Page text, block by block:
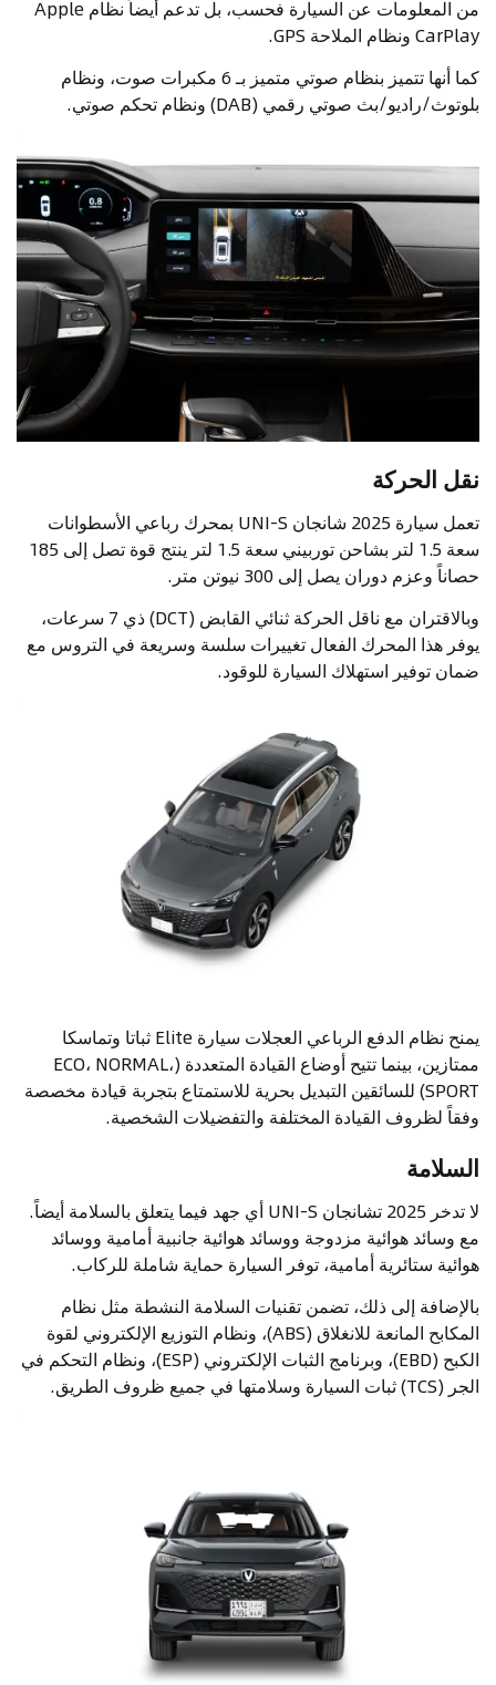
من المعلومات عن السيارة فحسب، بل تدعم أيضاً نظام Apple
CarPlay ونظام الملاحة GPS.
كما أنها تتميز بنظام صوتي متميز بـ 6 مكبرات صوت، ونظام
بلوتوث/راديو/بث صوتي رقمي (DAB) ونظام تحكم صوتي.
نقل الحركة
تعمل سيارة 2025 شانجان UNI-S بمحرك رباعي الأسطوانات
سعة 1.5 لتر بشاحن توربيني سعة 1.5 لتر ينتج قوة تصل إلى 185
حصاناً وعزم دوران يصل إلى 300 نيوتن متر.
وبالاقتران مع ناقل الحركة ثنائي القابض (DCT) ذي 7 سرعات،
يوفر هذا المحرك الفعال تغييرات سلسة وسريعة في التروس مع
ضمان توفير استهلاك السيارة للوقود.
يمنح نظام الدفع الرباعي العجلات سيارة Elite ثباتا وتماسكا
ممتازين، بينما تتيح أوضاع القيادة المتعددة (ECO، NORMAL،
SPORT) للسائقين التبديل بحرية للاستمتاع بتجربة قيادة مخصصة
وفقاً لظروف القيادة المختلفة والتفضيلات الشخصية.
السلامة
لا تدخر 2025 تشانجان UNI-S أي جهد فيما يتعلق بالسلامة أيضاً.
مع وسائد هوائية مزدوجة ووسائد هوائية جانبية أمامية ووسائد
هوائية ستائرية أمامية، توفر السيارة حماية شاملة للركاب.
بالإضافة إلى ذلك، تضمن تقنيات السلامة النشطة مثل نظام
المكابح المانعة للانغلاق (ABS)، ونظام التوزيع الإلكتروني لقوة
الكبح (EBD)، وبرنامج الثبات الإلكتروني (ESP)، ونظام التحكم في
الجر (TCS) ثبات السيارة وسلامتها في جميع ظروف الطريق.